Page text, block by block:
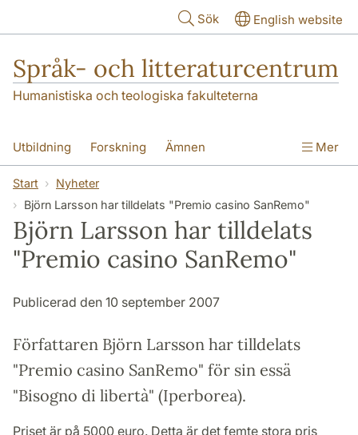
Sök English website
Språk- och litteraturcentrum
Humanistiska och teologiska fakulteterna
Utbildning Forskning Ämnen
SOL-husen Kontakt
översättning till svenska
Mer
Start
Nyheter
Björn Larsson har tilldelats "Premio casino SanRemo"
Björn Larsson har tilldelats
"Premio casino SanRemo"
Publicerad den 10 september 2007
Författaren Björn Larsson har tilldelats
"Premio casino SanRemo" för sin essä
"Bisogno di libertà" (Iperborea).
Priset är på 5000 euro. Detta är det femte stora pris